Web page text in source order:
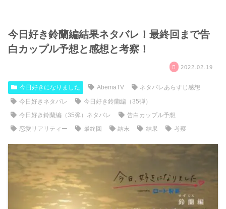
今日好き鈴蘭編結果ネタバレ！最終回まで告
白カップル予想と感想と考察！
2022.02.19
今日好きになりました AbemaTV
ネタバレあらすじ感想
今日好きネタバレ
今日好き鈴蘭編（35弾）
今日好き鈴蘭編（35弾）ネタバレ
告白カップル予想
恋愛リアリティー
最終回 結末 結果 考察